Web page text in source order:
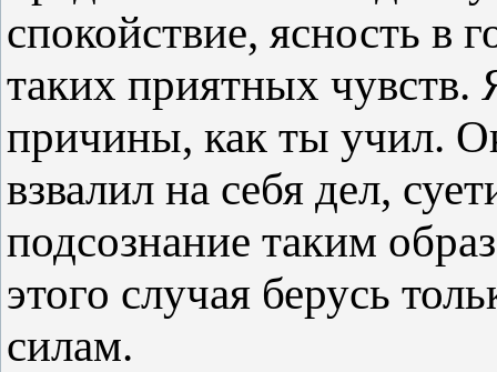
спокойствие, ясность в
таких приятных чувств.
причины, как ты учил.
взвалил на себя дел,
подсознание таким
этого случая берусь
силам.